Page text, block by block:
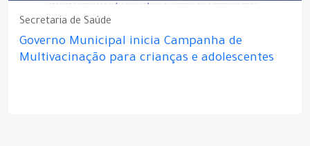
Secretaria de Saúde
Governo Municipal inicia Campanha de
Multivacinação para crianças e adolescentes